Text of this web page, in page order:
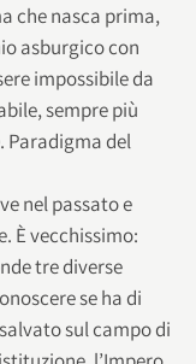
che nasca prima,
asburgico con
impossibile da
sempre più
Paradigma del
nel passato e
È vecchissimo:
tre diverse
se ha di
sul campo di